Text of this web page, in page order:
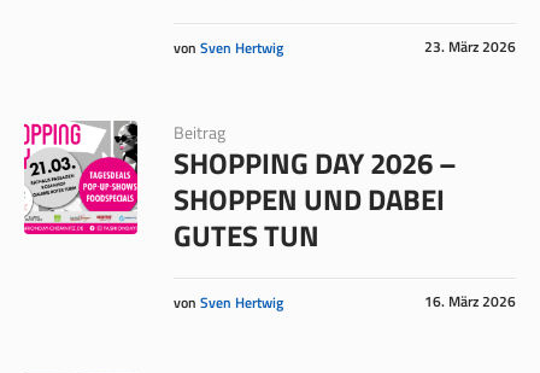
23. März 2026
von Sven Hertwig
Beitrag
SHOPPING DAY 2026 –
SHOPPEN UND DABEI
GUTES TUN
16. März 2026
von Sven Hertwig